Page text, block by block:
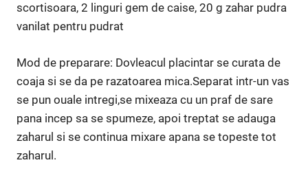
scortisoara, 2 linguri gem de caise, 20 g zahar pudra
vanilat pentru pudrat
Mod de preparare: Dovleacul placintar se curata de
coaja si se da pe razatoarea mica.Separat intr-un vas
se pun ouale intregi,se mixeaza cu un praf de sare
pana incep sa se spumeze, apoi treptat se adauga
zaharul si se continua mixare apana se topeste tot
zaharul.